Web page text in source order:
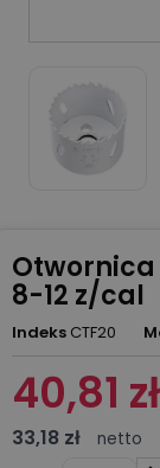
Otwornica
8-12 z/cal
Indeks CTF20
40,81 zł
33,18 zł
netto